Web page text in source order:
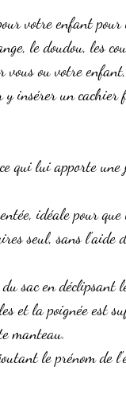
votre enfant pour
le doudou, les
vous ou votre
y insérer un
qui lui apporte
idéale pour
seul, sans l'aide
sac en déclipsant
et la poignée est
manteau.
le prénom de